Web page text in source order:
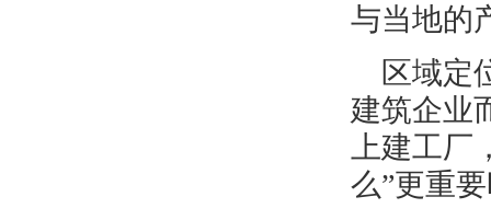
与当地的
区域定
建筑企业
上建工
么”更重